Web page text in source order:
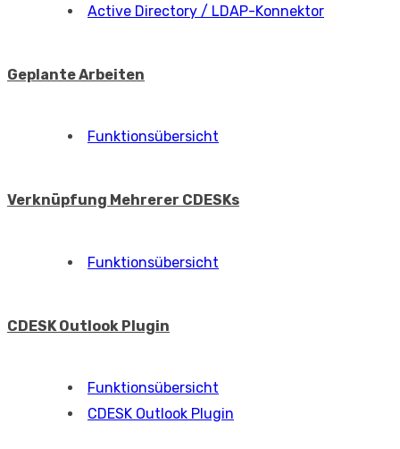
Active Directory / LDAP-Konnektor
Geplante Arbeiten
Funktionsübersicht
Verknüpfung Mehrerer CDESKs
Funktionsübersicht
CDESK Outlook Plugin
Funktionsübersicht
CDESK Outlook Plugin